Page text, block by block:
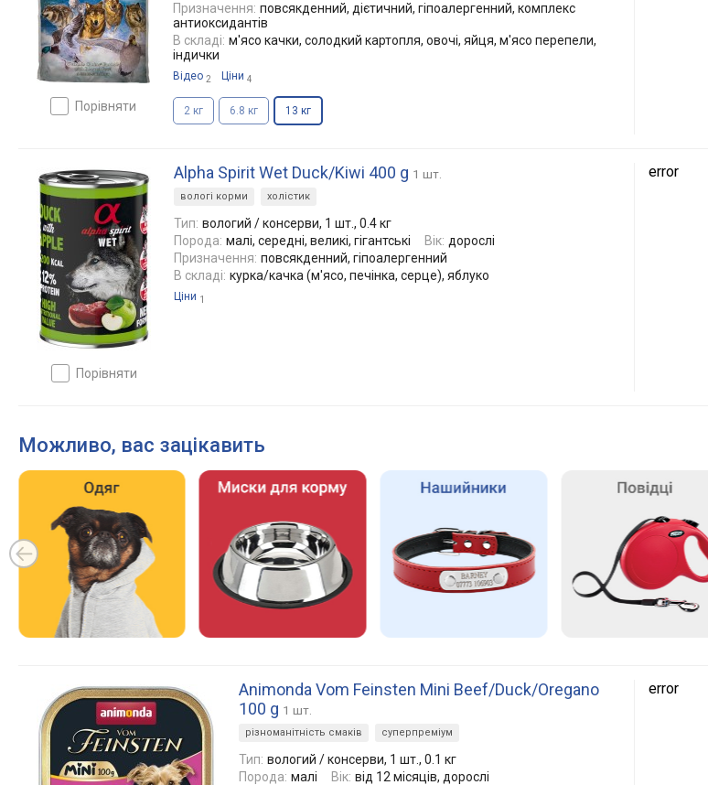
порівняти
Призначення: повсякденний, дієтичний, гіпоалергенний, комплекс
антиоксидантів
В складі: м'ясо качки, солодкий картопля, овочі, яйця, м'ясо перепели,
індички
Відео 2 Ціни 4
2 кг 6.8 кг 13 кг
порівняти
Alpha Spirit Wet Duck/Kiwi 400 g 1 шт.
вологі корми холістик
Тип: вологий / консерви, 1 шт., 0.4 кг
Порода: малі, середні, великі, гігантські Вік: дорослі
Призначення: повсякденний, гіпоалергенний
В складі: курка/качка (м'ясо, печінка, серце), яблуко
Ціни 1
error
Можливо, вас зацікавить
Animonda Vom Feinsten Mini Beef/Duck/Oregano
100 g 1 шт.
різноманітність смаків суперпреміум
Тип: вологий / консерви, 1 шт., 0.1 кг
Порода: малі Вік: від 12 місяців, дорослі
error